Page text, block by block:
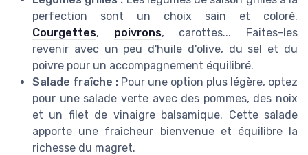
perfection sont un choix sain et coloré.
Courgettes, poivrons, carottes... Faites-les
revenir avec un peu d'huile d'olive, du sel et du
poivre pour un accompagnement équilibré.
Salade fraîche : Pour une option plus légère, optez
pour une salade verte avec des pommes, des noix
et un filet de vinaigre balsamique. Cette salade
apporte une fraîcheur bienvenue et équilibre la
richesse du magret.